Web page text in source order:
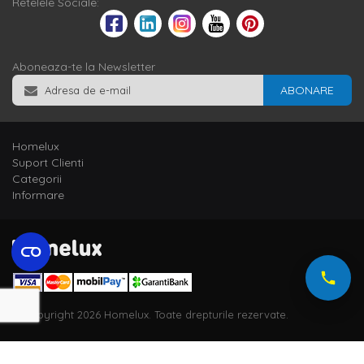
Aboneaza-te la Newsletter
ABONARE
Homelux
Suport Clienti
Categorii
Informare
© Copyright 2026 Homelux. Toate drepturile rezervate.